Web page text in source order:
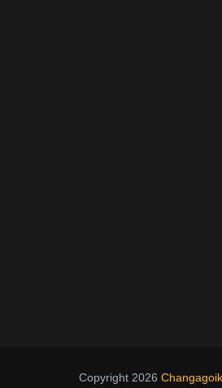
Copyright 2026